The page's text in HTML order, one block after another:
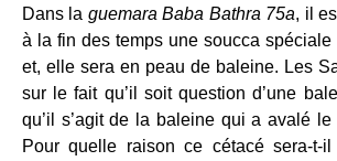
Dans la guemara Baba Bathra 75a, il
à la fin des temps une soucca
et, elle sera en peau de baleine. Les
sur le fait qu’il soit question d’une
qu’il s’agit de la baleine qui a avalé
Pour quelle raison ce cétacé sera-t-